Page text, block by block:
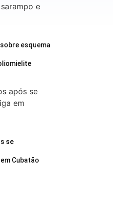
esquema
se
Cubatão